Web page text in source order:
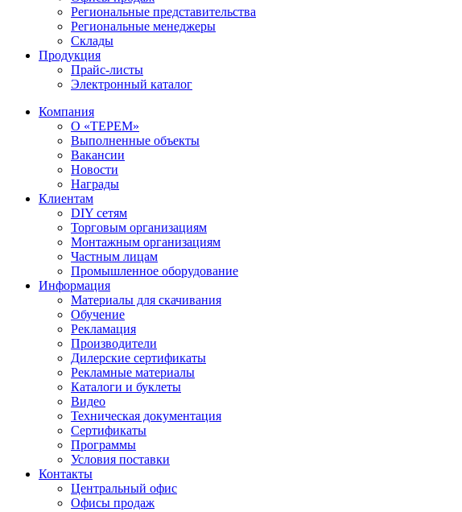
Региональные представительства
Региональные менеджеры
Склады
Продукция
Прайс-листы
Электронный каталог
Компания
О «ТЕРЕМ»
Выполненные объекты
Вакансии
Новости
Награды
Клиентам
DIY сетям
Торговым организациям
Монтажным организациям
Частным лицам
Промышленное оборудование
Информация
Материалы для скачивания
Обучение
Рекламация
Производители
Дилерские сертификаты
Рекламные материалы
Каталоги и буклеты
Видео
Техническая документация
Сертификаты
Программы
Условия поставки
Контакты
Центральный офис
Офисы продаж